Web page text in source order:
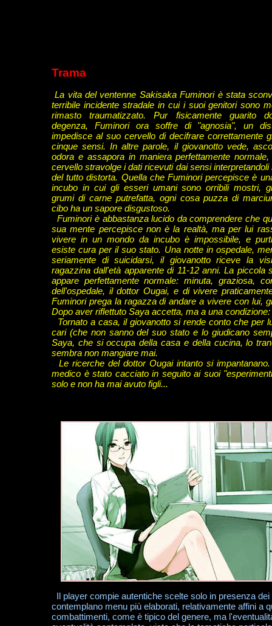
Trama
La vita del ventenne Sakisaka Fuminori è stata
terribile incidente stradale in cui i suoi genitori sono
rimasto traumatizzato. Pur fisicamente guarito
degenza, Fuminori ora soffre di "agnosia", un
impedisce al suo cervello di decifrare correttamente
cinque sensi. In altre parole, il giovanotto vede,
odora e assapora in maniera perfettamente
cervello stravolge i dati ricevuti dai sensi interpretandoli
del tutto distorta. Quella che Fuminori percepisce è
incubo in cui gli esseri umani sono orribili mostri,
grumi di carne putrefatta, ogni cosa puzza di
cibo ha un sapore disgustoso.
Fuminori è abbastanza lucido da comprendere che
sua mente percepisce non è la realtà, ma per lui
vivere in un mondo da incubo è impossibile, e
esiste cura per il suo stato. Una notte in ospedale,
seriamente di suicidarsi, il giovanotto riceve la
ragazzina dall'età apparente di 11-12 anni. La
appare perfettamente normale: minuta, graziosa,
dell'ospedale, il dottor Ougai, e di vivere
Fuminori prega la ragazza di andare a vivere con lui,
Dopo aver riflettuto Saya accetta, ma a una
Tornato a casa, il giovanotto si rende conto che per
cari (che non sanno del suo stato e lo giudicano
Saya, che si occupa della casa e della cucina, lo
sembra non mangiare mai.
Le ricerche del dottor Ougai intanto si
medico è stato cacciato in seguito ai suoi
solo e non ha mai avuto figli...
Il player compie autentiche scelte solo in presenza
contemplano menu più elaborati, relativamente affini a
combattimenti, come è tipico del genere, ma